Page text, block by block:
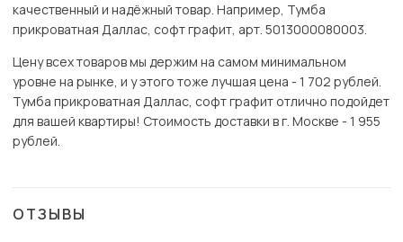
качественный и надёжный товар. Например, Тумба
прикроватная Даллас, софт графит, арт. 5013000080003.
Цену всех товаров мы держим на самом минимальном
уровне на рынке, и у этого тоже лучшая цена - 1 702 рублей.
Тумба прикроватная Даллас, софт графит отлично подойдет
для вашей квартиры! Стоимость доставки в г. Москве - 1 955
рублей.
ОТЗЫВЫ